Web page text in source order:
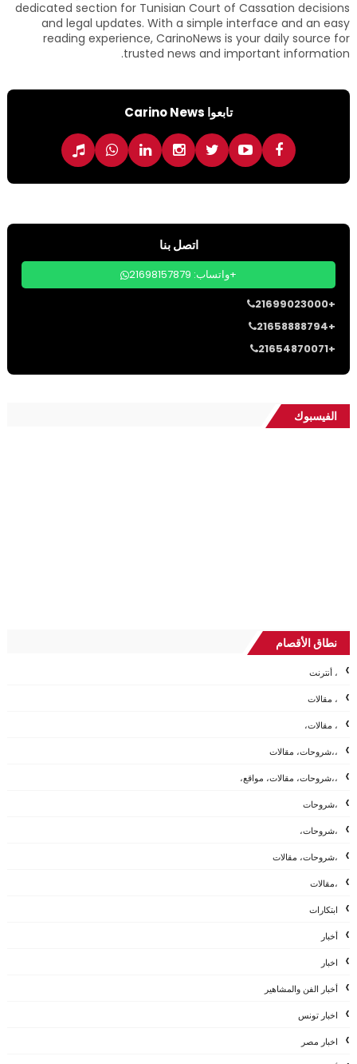
dedicated section for Tunisian Court of Cassation decisions
and legal updates. With a simple interface and an easy
reading experience, CarinoNews is your daily source for
trusted news and important information.
تابعوا Carino News
اتصل بنا
واتساب: 21698157879+
21699023000+
21658888794+
21654870071+
الفيسبوك
نطاق الأقصام
، أنترنت
، مقالات
، مقالات،
،،شروحات، مقالات
،،شروحات، مقالات، مواقع،
،شروحات
،شروحات،
،شروحات، مقالات
،مقالات
ابتكارات
أخبار
اخبار
أخبار الفن والمشاهير
اخبار تونس
اخبار مصر